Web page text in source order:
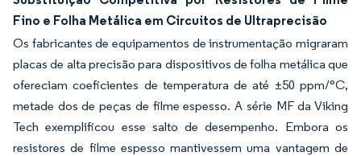
Fino e Folha Metálica em Circuitos de Ultraprecisão
Os fabricantes de equipamentos de instrumentação migraram
placas de alta precisão para dispositivos de folha metálica que
ofereciam coeficientes de temperatura de até ±50 ppm/°C,
metade dos de peças de filme espesso. A série MF da Viking
Tech exemplificou esse salto de desempenho. Embora os
resistores de filme espesso mantivessem uma vantagem de